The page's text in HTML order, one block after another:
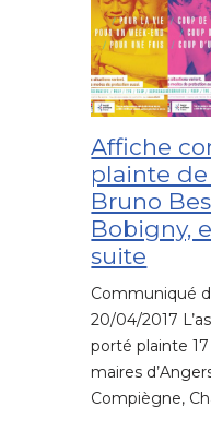
Affiche
plainte
Bruno
Bobigny,
suite
Communiqué
20/04/2017
porté plainte
maires
Compiègne,